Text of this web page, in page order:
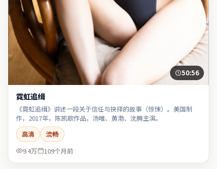
50:56
霓虹追缉
《霓虹追缉》讲述一段关于信任与抉择的故事（惊悚）。美国制
作，2017年，陈凯歌作品，汤唯、黄渤、沈腾主演。
高清
流畅
9.4万
109个月前